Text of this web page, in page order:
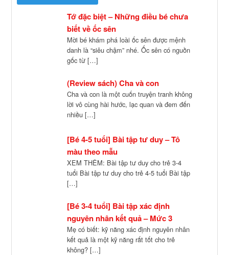
Tớ đặc biệt – Những điều bé chưa
biết về ốc sên
Mời bé khám phá loài ốc sên được mệnh
danh là “siêu chậm” nhé. Ốc sên có nguồn
gốc từ […]
(Review sách) Cha và con
Cha và con là một cuốn truyện tranh không
lời vô cùng hài hước, lạc quan và đem đến
nhiều […]
[Bé 4-5 tuổi] Bài tập tư duy – Tô
màu theo mẫu
XEM THÊM: Bài tập tư duy cho trẻ 3-4
tuổi Bài tập tư duy cho trẻ 4-5 tuổi Bài tập
[…]
[Bé 3-4 tuổi] Bài tập xác định
nguyên nhân kết quả – Mức 3
Mẹ có biết: kỹ năng xác định nguyên nhân
kết quả là một kỹ năng rất tốt cho trẻ
không? […]